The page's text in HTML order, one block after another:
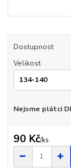
Dostupnost
Velikost
Nejsme plátci
90 Kč/ks